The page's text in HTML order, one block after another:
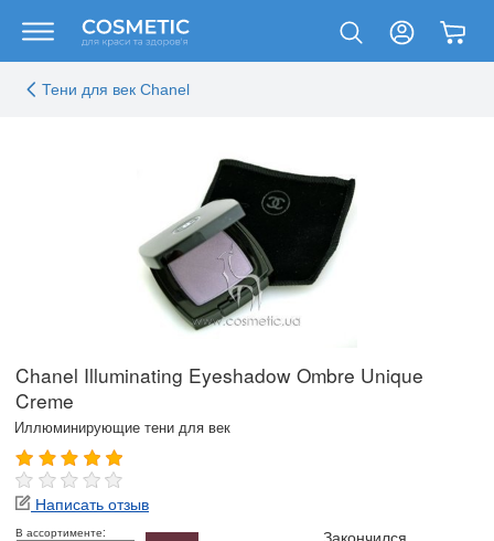
Тени для век Chanel
Chanel Illuminating Eyeshadow Ombre Unique
Creme
Иллюминирующие тени для век
Написать отзыв
В ассортименте:
Закончился